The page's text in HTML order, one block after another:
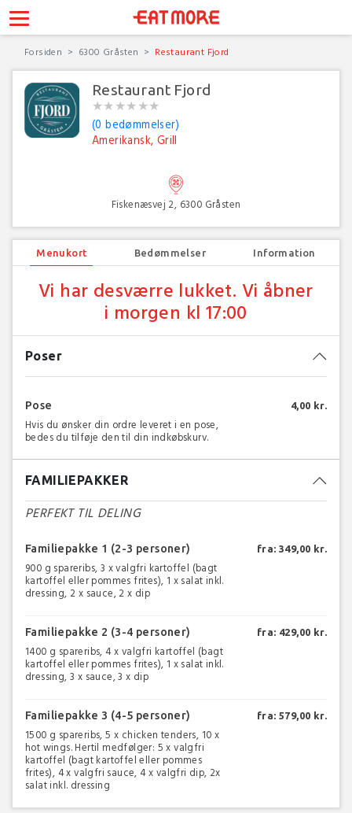
Forsiden 6300 Gråsten Restaurant Fjord
Restaurant Fjord
★★★★★★
★★★★★★
(0 bedømmelser)
Amerikansk, Grill
Fiskenæsvej 2, 6300 Gråsten
Menukort Bedømmelser Information
Vi har desværre lukket. Vi åbner
i morgen kl 17:00
Poser
Pose
Hvis du ønsker din ordre leveret i en pose,
bedes du tilføje den til din indkøbskurv.
4,00 kr.
FAMILIEPAKKER
PERFEKT TIL DELING
Familiepakke 1 (2-3 personer)
900 g spareribs, 3 x valgfri kartoffel (bagt
kartoffel eller pommes frites), 1 x salat inkl.
dressing, 2 x sauce, 2 x dip
fra: 349,00 kr.
Familiepakke 2 (3-4 personer)
1400 g spareribs, 4 x valgfri kartoffel (bagt
kartoffel eller pommes frites), 1 x salat inkl.
dressing, 3 x sauce, 3 x dip
fra: 429,00 kr.
Familiepakke 3 (4-5 personer)
1500 g spareribs, 5 x chicken tenders, 10 x
hot wings. Hertil medfølger: 5 x valgfri
kartoffel (bagt kartoffel eller pommes
frites), 4 x valgfri sauce, 4 x valgfri dip, 2x
salat inkl. dressing
fra: 579,00 kr.